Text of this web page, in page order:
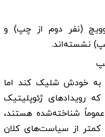
(نفر دوم از چپ) و
نشسته‌اند.
خودش شلیک کند اما
رویدادهای ژئوپلیتیک
شناخته‌شده هستند،
از سیاست‌های کلان